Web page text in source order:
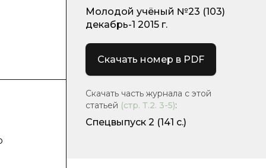
Молодой учёный №23 (103)
декабрь-1 2015 г.
Скачать номер в PDF
Скачать часть журнала с этой
статьей (стр. Т.2. 3-5):
Спецвыпуск 2 (141 с.)